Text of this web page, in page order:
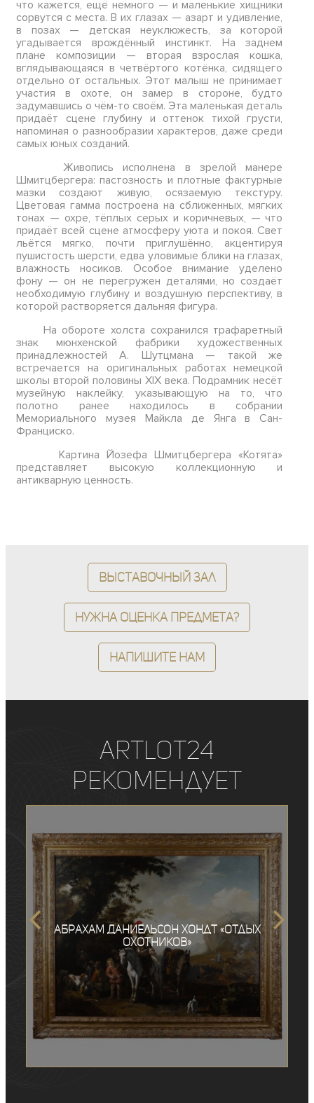
что кажется, ещё немного — и маленькие хищники
сорвутся с места. В их глазах — азарт и удивление,
в позах — детская неуклюжесть, за которой
угадывается врождённый инстинкт. На заднем
плане композиции — вторая взрослая кошка,
вглядывающаяся в четвёртого котёнка, сидящего
отдельно от остальных. Этот малыш не принимает
участия в охоте, он замер в стороне, будто
задумавшись о чём-то своём. Эта маленькая деталь
придаёт сцене глубину и оттенок тихой грусти,
напоминая о разнообразии характеров, даже среди
самых юных созданий.
Живопись исполнена в зрелой манере
Шмитцбергера: пастозность и плотные фактурные
мазки создают живую, осязаемую текстуру.
Цветовая гамма построена на сближенных, мягких
тонах — охре, тёплых серых и коричневых, — что
придаёт всей сцене атмосферу уюта и покоя. Свет
льётся мягко, почти приглушённо, акцентируя
пушистость шерсти, едва уловимые блики на глазах,
влажность носиков. Особое внимание уделено
фону — он не перегружен деталями, но создаёт
необходимую глубину и воздушную перспективу, в
которой растворяется дальняя фигура.
На обороте холста сохранился трафаретный
знак мюнхенской фабрики художественных
принадлежностей А. Шутцмана — такой же
встречается на оригинальных работах немецкой
школы второй половины XIX века. Подрамник несёт
музейную наклейку, указывающую на то, что
полотно ранее находилось в собрании
Мемориального музея Майкла де Янга в Сан-
Франциско.
Картина Йозефа Шмитцбергера «Котята»
представляет высокую коллекционную и
антикварную ценность.
Выставочный зал
Нужна оценка предмета?
Напишите нам
ArtLot24
рекомендует
Абрахам Даниельсон Хондт «Отдых
охотников»